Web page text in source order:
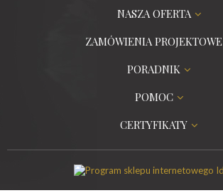
NASZA OFERTA
ZAMÓWIENIA PROJEKTOWE
PORADNIK
POMOC
CERTYFIKATY